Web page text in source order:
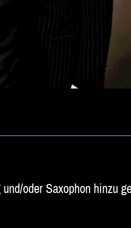
oder Saxophon hinzu